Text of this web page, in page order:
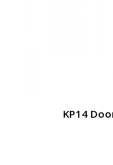
KP14